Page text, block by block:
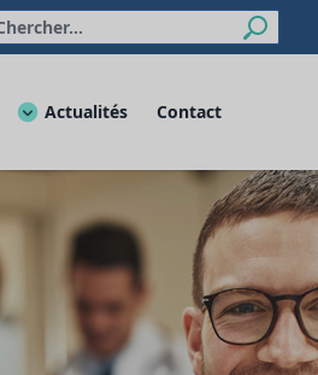
Actualités Contact